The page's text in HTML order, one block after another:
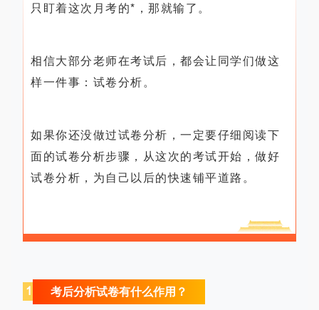
只盯着这次月考的*，那就输了。
相信大部分老师在考试后，都会让同学们做这
样一件事：试卷分析。
如果你还没做过试卷分析，一定要仔细阅读下
面的试卷分析步骤，从这次的考试开始，做好
试卷分析，为自己以后的快速铺平道路。
1 考后分析试卷有什么作用？